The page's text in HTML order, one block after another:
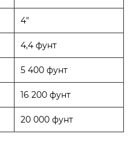
4"
4,4 фунт
5 400 фунт
16 200 фунт
20 000 фунт